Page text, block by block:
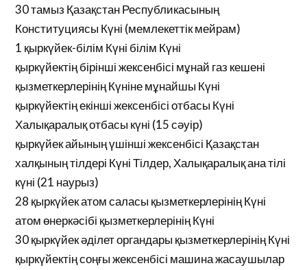
30 тамыз Қазақстан Республикасының
Конституциясы Күні (мемлекеттік мейрам)
1 қыркүйек-білім Күні білім Күні
қыркүйектің бірінші жексенбісі мұнай газ кешені
қызметкерлерінің Күніне мұнайшы Күні
қыркүйектің екінші жексенбісі отбасы Күні
Халықаралық отбасы күні (15 сәуір)
қыркүйек айының үшінші жексенбісі Қазақстан
халқының тілдері Күні Тілдер, Халықаралық ана тілі
күні (21 наурыз)
28 қыркүйек атом саласы қызметкерлерінің Күні
атом өнеркәсібі қызметкерлерінің Күні
30 қыркүйек әділет органдары қызметкерлерінің Күні
қыркүйектің соңғы жексенбісі машина жасаушылар